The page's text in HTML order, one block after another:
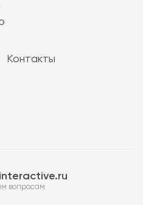
Контакты
вопросам